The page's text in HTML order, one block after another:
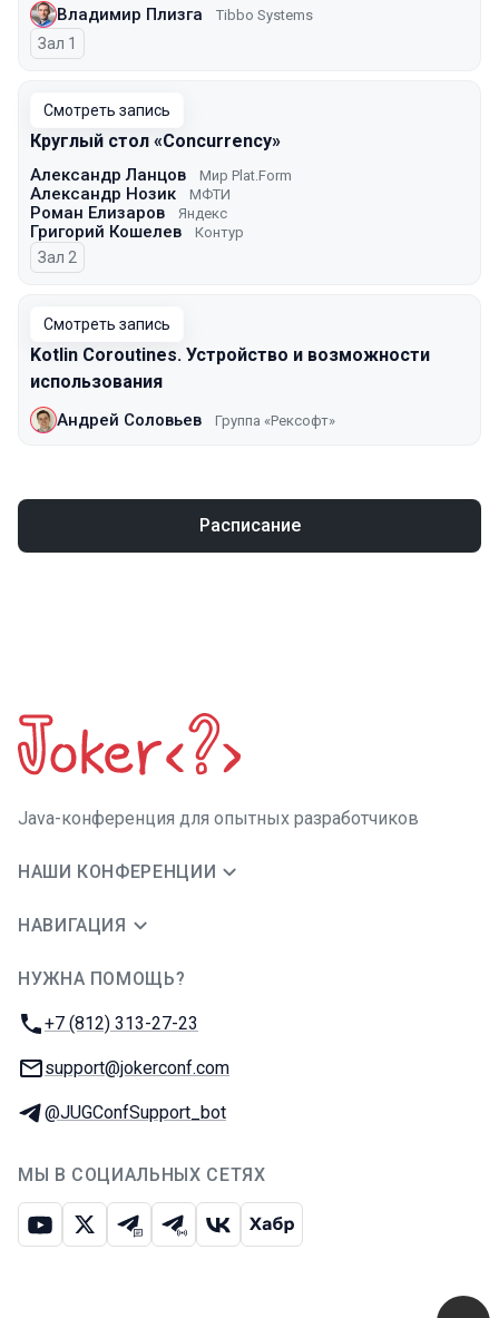
Владимир Плизга Tibbo Systems
Зал 1
Смотреть запись
Круглый стол «Concurrency»
Александр Ланцов Мир Plat.Form
Александр Нозик МФТИ
Роман Елизаров Яндекс
Григорий Кошелев Контур
Зал 2
Смотреть запись
Kotlin Coroutines. Устройство и возможности
использования
Андрей Соловьев Группа «Рексофт»
Расписание
Java-конференция для опытных разработчиков
НАШИ КОНФЕРЕНЦИИ
НАВИГАЦИЯ
НУЖНА ПОМОЩЬ?
Телефон:
+7 (812) 313-27-23
E-mail:
support@jokerconf.com
Телеграм:
@JUGConfSupport_bot
МЫ В СОЦИАЛЬНЫХ СЕТЯХ
ЮтубИкс Телеграм-чат
Телеграм-канал
ВКонтакте
Хабр